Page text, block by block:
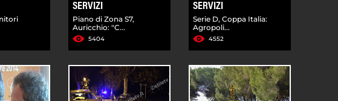
SERVIZI
Piano di Zona S7,
Auricchio: "C...
5404
SERVIZI
Serie D, Coppa Italia:
Agropoli...
4552